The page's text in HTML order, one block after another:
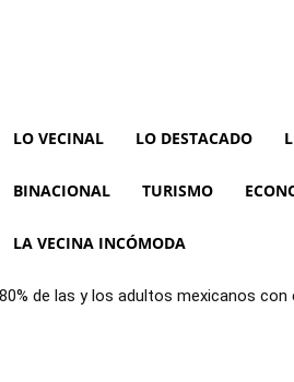
LO VECINAL LO DESTACADO
BINACIONAL TURISMO
LA VECINA INCÓMODA
de las y los adultos mexicanos